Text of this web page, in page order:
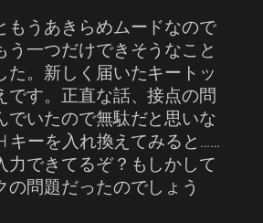
もうあきらめムードなので
う一つだけできそうなこと
た。新しく届いたキートッ
です。正直な話、接点の問
でいたので無駄だと思いな
キーを入れ換えてみると……
力できてるぞ？もしかして
の問題だったのでしょう